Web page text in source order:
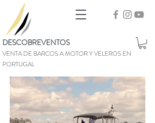
DESCOBREVENTOS
VENTA DE BARCOS A MOTOR Y VELEROS EN
PORTUGAL